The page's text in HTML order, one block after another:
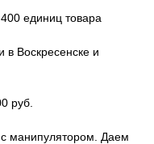
единиц товара
в Воскресенске и
руб.
с манипулятором. Даем